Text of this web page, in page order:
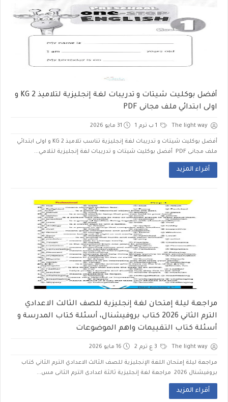
أفضل بوكليت شيتات و تدريبات لغة إنجليزية لتلاميذ KG 2 و
اولى ابتدائي ملف مجانى PDF
The light way 31 مايو 2026
أفضل بوكليت شيتات و تدريبات لغة إنجليزية تناسب تلاميذ KG 2 و اولى ابتدائي
ملف مجانى PDF أفضل بوكليت شيتات و تدريبات لغة إنجليزية لتلامي...
أقراء المزيد
مراجعة ليلة إمتحان لغة إنجليزية للصف الثالث الاعدادي
الترم الثاني 2026 كتاب بروفيشنال، أسئلة كتاب المدرسة و
أسئلة كتاب التقييمات واهم الموضوعات
The light way 16 مايو 2026
مراجعة ليلة إمتحان اللغة الإنجليزية للصف الثالث الاعدادي الترم الثاني كتاب
بروفيشنال 2026 مراجعة لغة إنجليزية ثالثة اعدادى الترم الثانى مس...
أقراء المزيد